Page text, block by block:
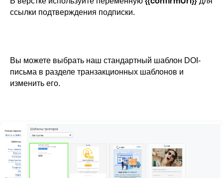
ссылки подтверждения подписки.
Вы можете выбрать наш стандартный шаблон DOI-
письма в разделе транзакционных шаблонов и
изменить его.